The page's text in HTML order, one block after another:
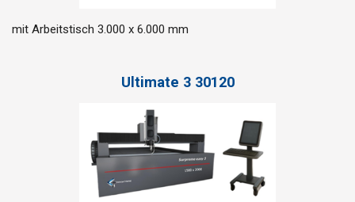
mit Arbeitstisch 3.000 x 6.000 mm
Ultimate 3 30120